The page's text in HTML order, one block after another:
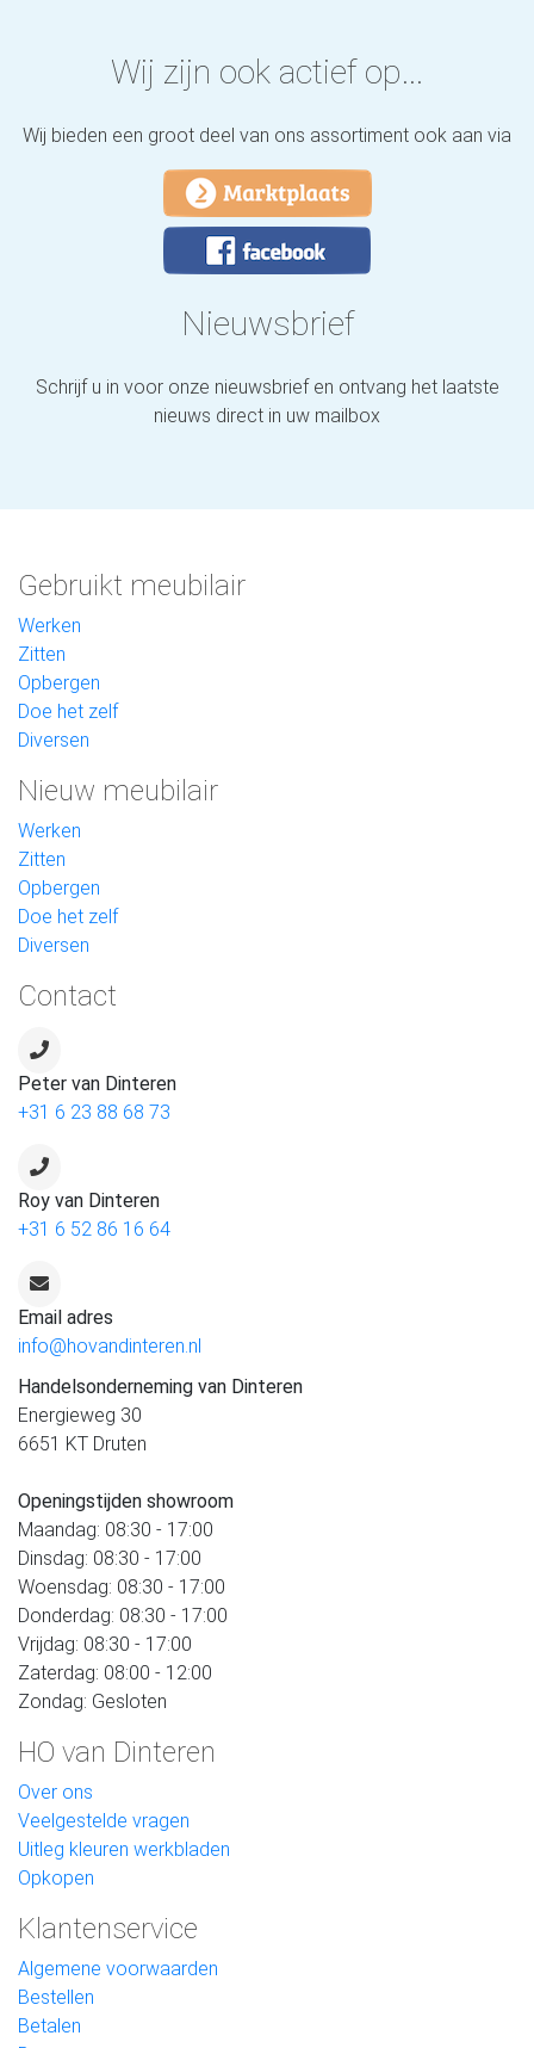
Wij zijn ook actief op...
Wij bieden een groot deel van ons assortiment ook aan via
Nieuwsbrief
Schrijf u in voor onze nieuwsbrief en ontvang het laatste
nieuws direct in uw mailbox
Gebruikt meubilair
Werken
Zitten
Opbergen
Doe het zelf
Diversen
Nieuw meubilair
Werken
Zitten
Opbergen
Doe het zelf
Diversen
Contact
Peter van Dinteren
+31 6 23 88 68 73
Roy van Dinteren
+31 6 52 86 16 64
Email adres
info@hovandinteren.nl
Handelsonderneming van Dinteren
Energieweg 30
6651 KT Druten
Openingstijden showroom
Maandag: 08:30 - 17:00
Dinsdag: 08:30 - 17:00
Woensdag: 08:30 - 17:00
Donderdag: 08:30 - 17:00
Vrijdag: 08:30 - 17:00
Zaterdag: 08:00 - 12:00
Zondag: Gesloten
HO van Dinteren
Over ons
Veelgestelde vragen
Uitleg kleuren werkbladen
Opkopen
Klantenservice
Algemene voorwaarden
Bestellen
Betalen